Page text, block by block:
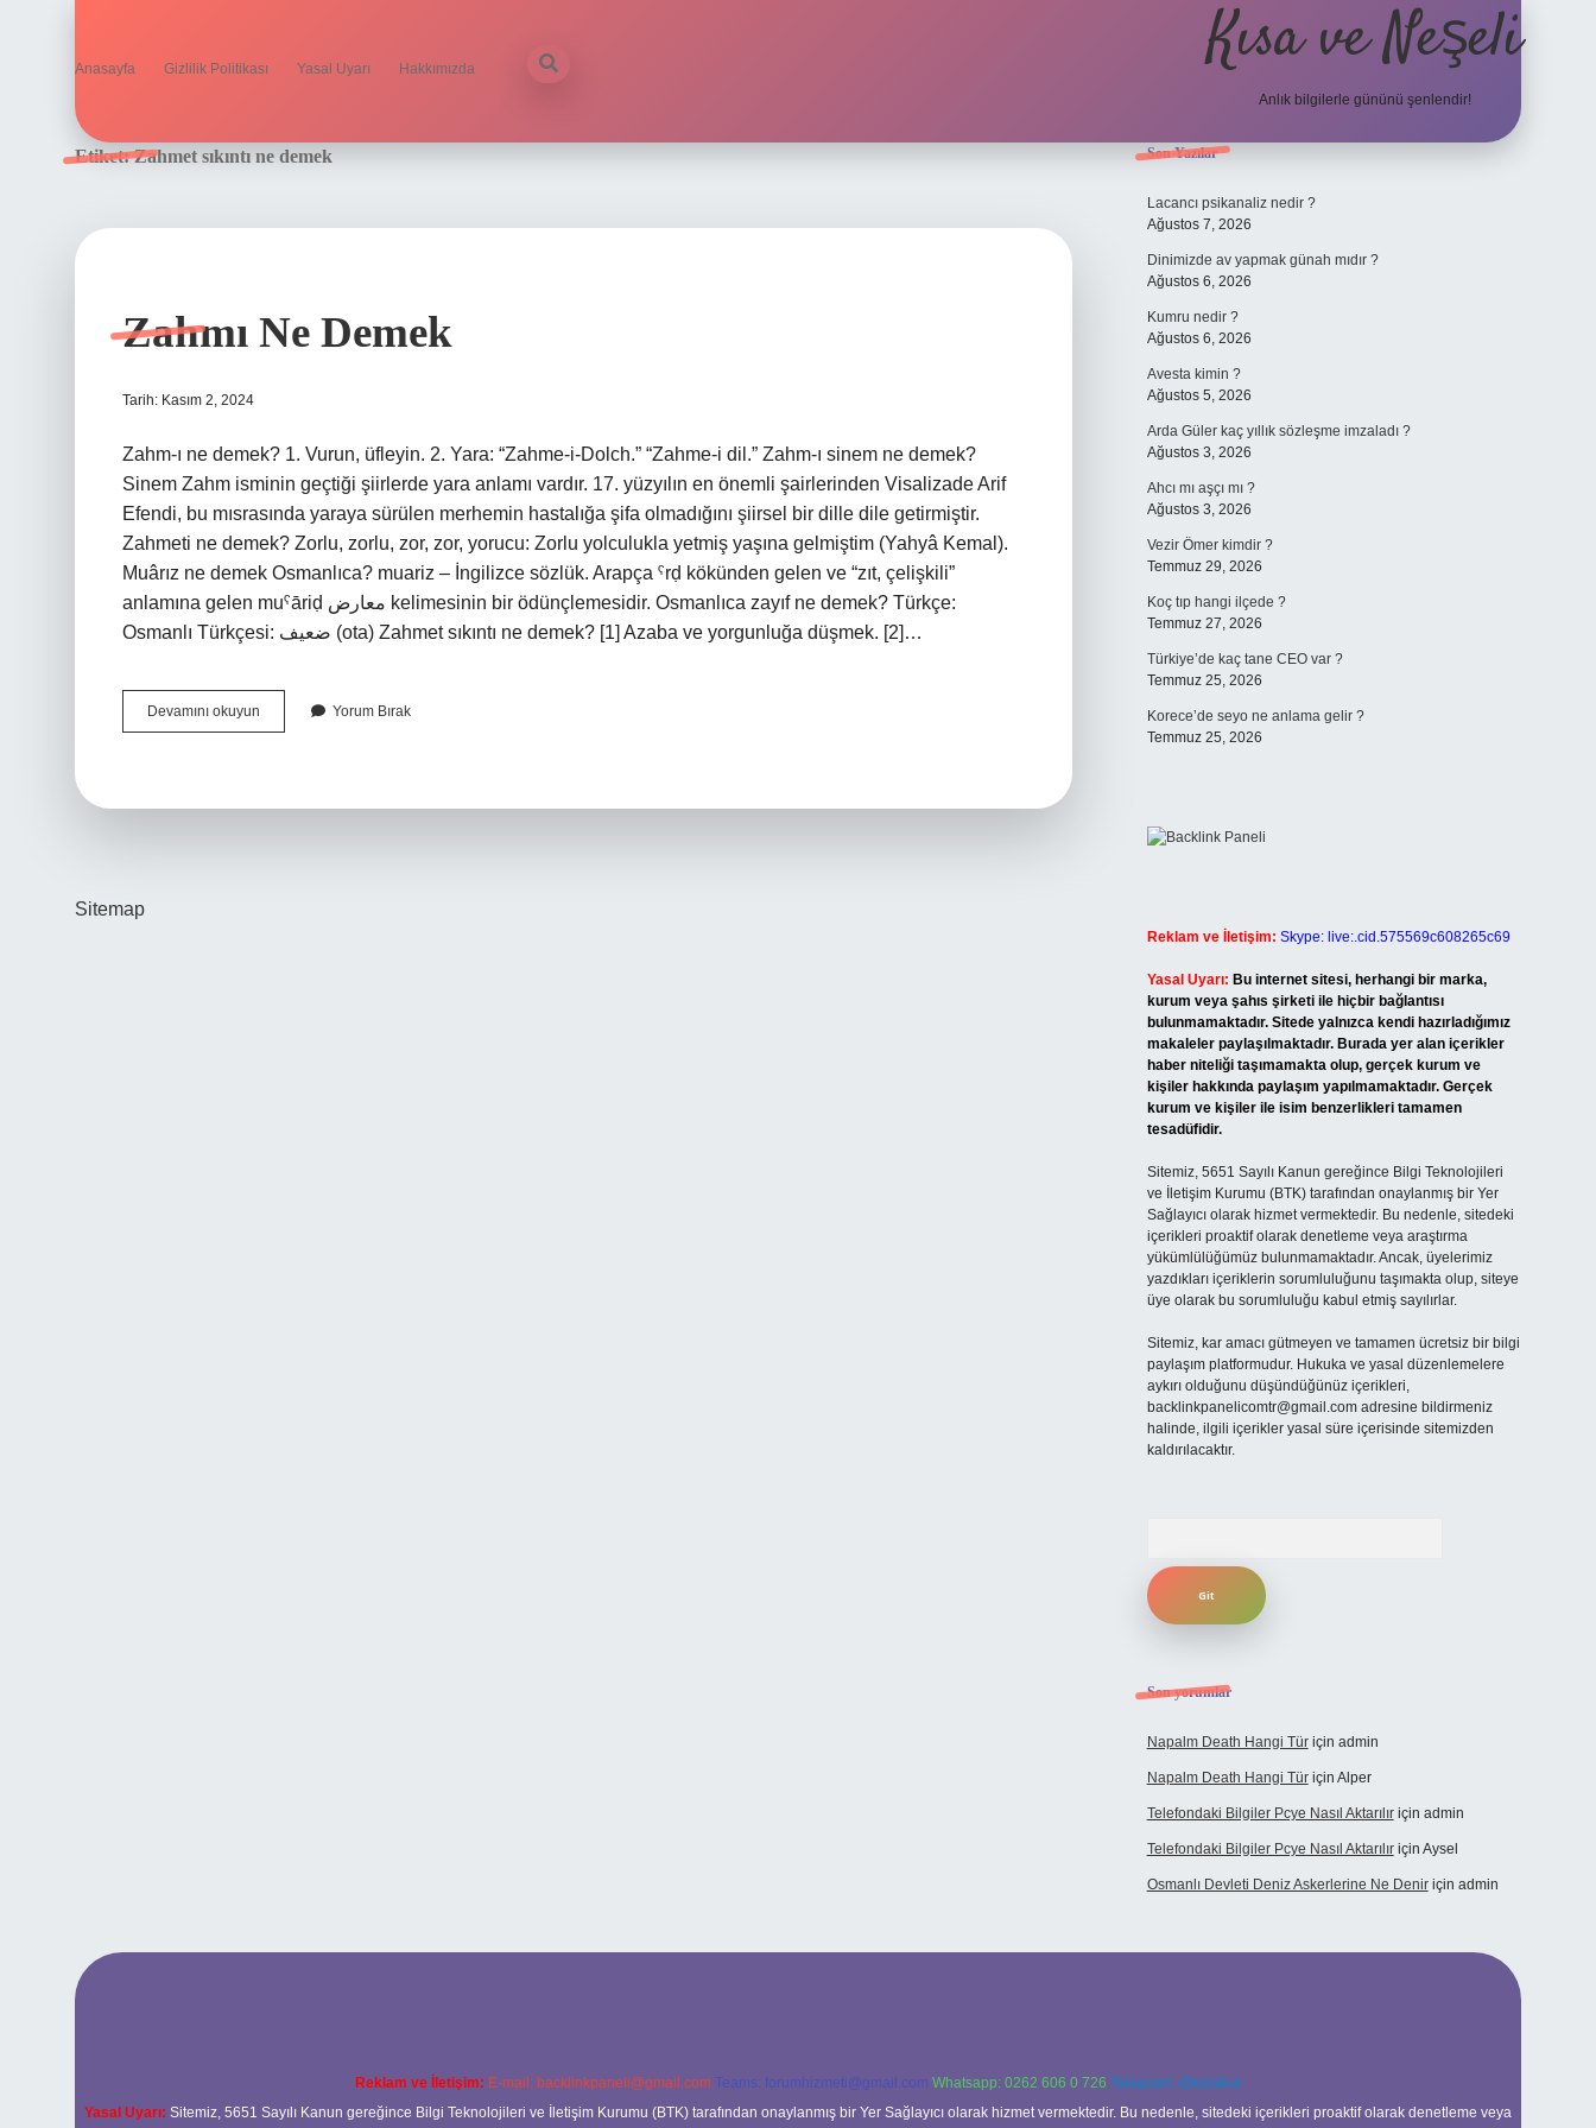
Anasayfa Gizlilik Politikası Yasal Uyarı Hakkımızda Kısa ve Neşeli
Anlık bilgilerle gününü şenlendir!
Etiket:Zahmet sıkıntı ne demek
Zahmı Ne Demek
Tarih: Kasım 2, 2024
Zahm-ı ne demek? 1. Vurun, üfleyin. 2. Yara: “Zahme-i-Dolch.” “Zahme-i dil.” Zahm-ı sinem ne demek?
Sinem Zahm isminin geçtiği şiirlerde yara anlamı vardır. 17. yüzyılın en önemli şairlerinden Visalizade Arif
Efendi, bu mısrasında yaraya sürülen merhemin hastalığa şifa olmadığını şiirsel bir dille dile getirmiştir.
Zahmeti ne demek? Zorlu, zorlu, zor, zor, yorucu: Zorlu yolculukla yetmiş yaşına gelmiştim (Yahyâ Kemal).
Muârız ne demek Osmanlıca? muariz – İngilizce sözlük. Arapça ˁrḍ kökünden gelen ve “zıt, çelişkili”
anlamına gelen muˁāriḍ معارض kelimesinin bir ödünçlemesidir. Osmanlıca zayıf ne demek? Türkçe:
Osmanlı Türkçesi: ضعيف‎ (ota) Zahmet sıkıntı ne demek? [1] Azaba ve yorgunluğa düşmek. [2]…
Devamını okuyun
Ne
Yorum Bırak
Sitemap
Sidebar
Son Yazılar
Lacancı psikanaliz nedir ?
Ağustos 7, 2026
Dinimizde av yapmak günah mıdır ?
Ağustos 6, 2026
Kumru nedir ?
Ağustos 6, 2026
Avesta kimin ?
Ağustos 5, 2026
Arda Güler kaç yıllık sözleşme imzaladı ?
Ağustos 3, 2026
Ahcı mı aşçı mı ?
Ağustos 3, 2026
Vezir Ömer kimdir ?
Temmuz 29, 2026
Koç tıp hangi ilçede ?
Temmuz 27, 2026
Türkiye’de kaç tane CEO var ?
Temmuz 25, 2026
Korece’de seyo ne anlama gelir ?
Temmuz 25, 2026
Reklam ve İletişim: Skype: live:.cid.575569c608265c69
Yasal Uyarı: Bu internet sitesi, herhangi bir marka,
kurum veya şahıs şirketi ile hiçbir bağlantısı
bulunmamaktadır. Sitede yalnızca kendi hazırladığımız
makaleler paylaşılmaktadır. Burada yer alan içerikler
haber niteliği taşımamakta olup, gerçek kurum ve
kişiler hakkında paylaşım yapılmamaktadır. Gerçek
kurum ve kişiler ile isim benzerlikleri tamamen
tesadüfidir.
Sitemiz, 5651 Sayılı Kanun gereğince Bilgi Teknolojileri
ve İletişim Kurumu (BTK) tarafından onaylanmış bir Yer
Sağlayıcı olarak hizmet vermektedir. Bu nedenle, sitedeki
içerikleri proaktif olarak denetleme veya araştırma
yükümlülüğümüz bulunmamaktadır. Ancak, üyelerimiz
yazdıkları içeriklerin sorumluluğunu taşımakta olup, siteye
üye olarak bu sorumluluğu kabul etmiş sayılırlar.
Sitemiz, kar amacı gütmeyen ve tamamen ücretsiz bir bilgi
paylaşım platformudur. Hukuka ve yasal düzenlemelere
aykırı olduğunu düşündüğünüz içerikleri,
backlinkpanelicomtr@gmail.comadresine bildirmeniz
halinde, ilgili içerikler yasal süre içerisinde sitemizden
kaldırılacaktır.
Son yorumlar
Napalm Death Hangi Türiçin admin
Napalm Death Hangi Türiçin Alper
Telefondaki Bilgiler Pcye Nasıl Aktarılıriçin admin
Telefondaki Bilgiler Pcye Nasıl Aktarılıriçin Aysel
Osmanlı Devleti Deniz Askerlerine Ne Deniriçin admin
Reklam ve İletişim: E-mail: backlinkpaneli@gmail.com Teams: forumhizmeti@gmail.com Whatsapp: 0262 606 0 726 Telegram: @karabul
Yasal Uyarı: Sitemiz, 5651 Sayılı Kanun gereğince Bilgi Teknolojileri ve İletişim Kurumu (BTK) tarafından onaylanmış bir Yer Sağlayıcı olarak hizmet vermektedir. Bu nedenle, sitedeki içerikleri proaktif olarak denetleme veya